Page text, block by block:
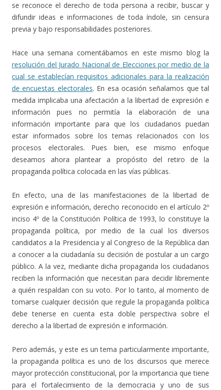
se reconoce el derecho de toda persona a recibir, buscar y
difundir ideas e informaciones de toda índole, sin censura
previa y bajo responsabilidades posteriores.
Hace una semana comentábamos en este mismo blog la
resolución del Jurado Nacional de Elecciones por medio de la
cual se establecían requisitos adicionales para la realización
de encuestas electorales. En esa ocasión señalamos que tal
medida implicaba una afectación a la libertad de expresión e
información pues no permitía la elaboración de una
información importante para que los ciudadanos puedan
estar informados sobre los temas relacionados con los
procesos electorales. Pues bien, ese mismo enfoque
deseamos ahora plantear a propósito del retiro de la
propaganda política colocada en las vías públicas.
En efecto, una de las manifestaciones de la libertad de
expresión e información, derecho reconocido en el artículo 2º
inciso 4º de la Constitución Política de 1993, lo constituye la
propaganda política, por medio de la cual los diversos
candidatos a la Presidencia y al Congreso de la República dan
a conocer a la ciudadanía su decisión de postular a un cargo
público. A la vez, mediante dicha propaganda los ciudadanos
reciben la información que necesitan para decidir libremente
a quién respaldan con su voto. Por lo tanto, al momento de
tomarse cualquier decisión que regule la propaganda política
debe tenerse en cuenta esta doble perspectiva sobre el
derecho a la libertad de expresión e información.
Pero además, y este es un tema particularmente importante,
la propaganda política es uno de los discursos que merece
mayor protección constitucional, por la importancia que tiene
para el fortalecimiento de la democracia y uno de sus